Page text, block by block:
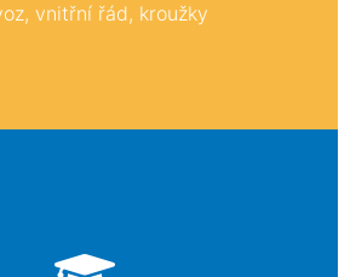
vnitřní řád, kroužky